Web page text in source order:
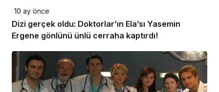
10 ay önce
Dizi gerçek oldu: Doktorlar’ın Ela’sı Yasemin
Ergene gönlünü ünlü cerraha kaptırdı!